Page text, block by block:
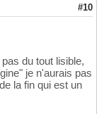
#10
du tout lisible,
je n'aurais pas
la fin qui est un